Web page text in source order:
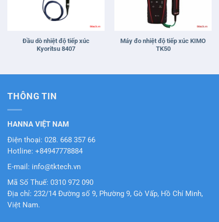
Đầu dò nhiệt độ tiếp xúc
Kyoritsu 8407
Máy đo nhiệt độ tiếp xúc KIMO
TK50
THÔNG TIN
HANNA VIỆT NAM
Điện thoại: 028. 668 357 66
Hotline: +84947778884
E-mail: info@tktech.vn
Mã Số Thuế: 0310 972 090
Địa chỉ: 232/14 Đường số 9, Phường 9, Gò Vấp, Hồ Chí Minh,
Việt Nam.